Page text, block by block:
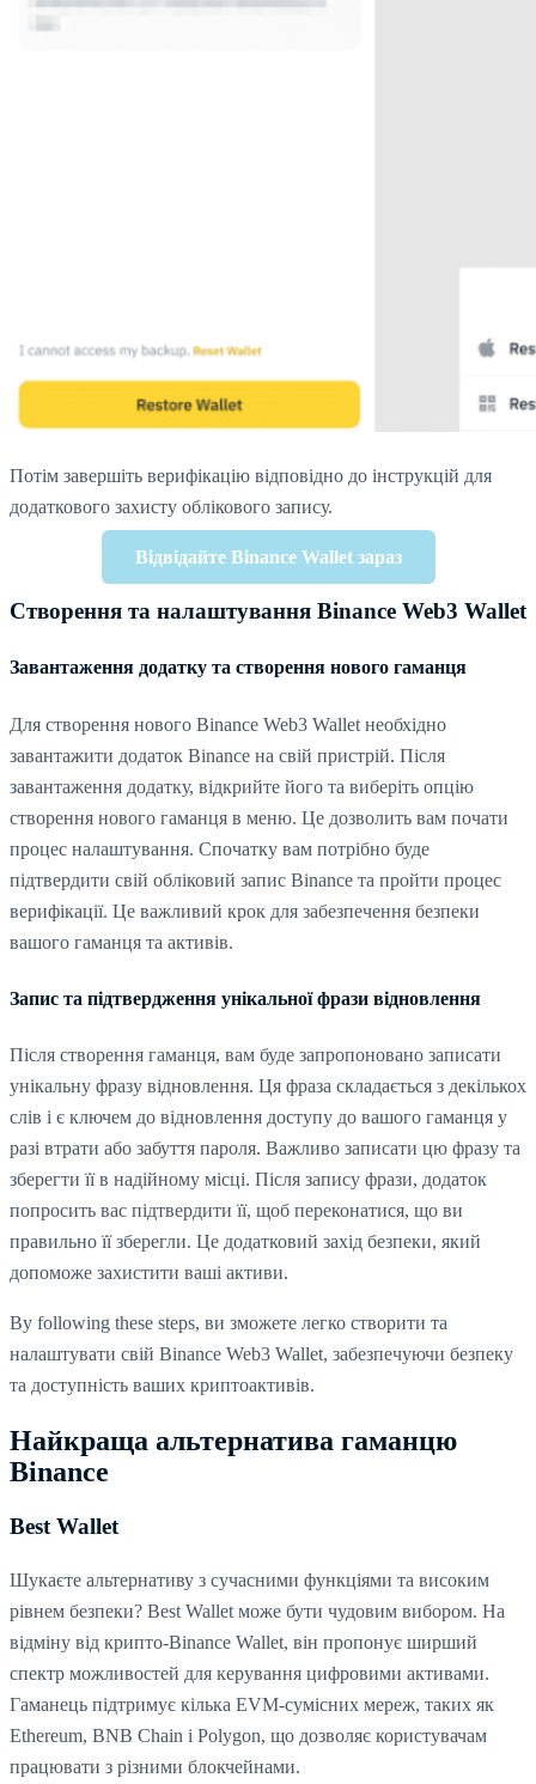
Потім завершіть верифікацію відповідно до інструкцій для
додаткового захисту облікового запису.
Відвідайте Binance Wallet зараз
Створення та налаштування Binance Web3 Wallet
Завантаження додатку та створення нового гаманця
Для створення нового Binance Web3 Wallet необхідно
завантажити додаток Binance на свій пристрій. Після
завантаження додатку, відкрийте його та виберіть опцію
створення нового гаманця в меню. Це дозволить вам почати
процес налаштування. Спочатку вам потрібно буде
підтвердити свій обліковий запис Binance та пройти процес
верифікації. Це важливий крок для забезпечення безпеки
вашого гаманця та активів.
Запис та підтвердження унікальної фрази відновлення
Після створення гаманця, вам буде запропоновано записати
унікальну фразу відновлення. Ця фраза складається з декількох
слів і є ключем до відновлення доступу до вашого гаманця у
разі втрати або забуття пароля. Важливо записати цю фразу та
зберегти її в надійному місці. Після запису фрази, додаток
попросить вас підтвердити її, щоб переконатися, що ви
правильно її зберегли. Це додатковий захід безпеки, який
допоможе захистити ваші активи.
By following these steps, ви зможете легко створити та
налаштувати свій Binance Web3 Wallet, забезпечуючи безпеку
та доступність ваших криптоактивів.
Найкраща альтернатива гаманцю
Binance
Best Wallet
Шукаєте альтернативу з сучасними функціями та високим
рівнем безпеки? Best Wallet може бути чудовим вибором. На
відміну від крипто-Binance Wallet, він пропонує ширший
спектр можливостей для керування цифровими активами.
Гаманець підтримує кілька EVM-сумісних мереж, таких як
Ethereum, BNB Chain і Polygon, що дозволяє користувачам
працювати з різними блокчейнами.